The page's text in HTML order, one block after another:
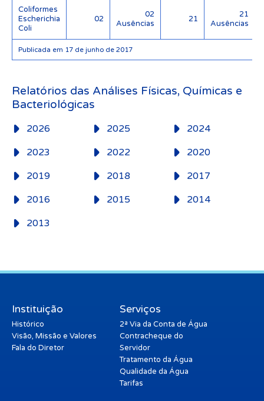
Publicada em 17 de junho de 2017
Coliformes
Escherichia
Coli
02
02
Ausências
21
21
Ausências
Relatórios das Análises Físicas, Químicas e
Bacteriológicas
2026 2025
2024
2023
2022
2020
2019
2018
2017
2016
2015
2014
2013
Instituição
Histórico
Visão, Missão e Valores
Fala do Diretor
Serviços
2ª Via da Conta de Água
Contracheque do
Servidor
Tratamento da Água
Qualidade da Água
Tarifas